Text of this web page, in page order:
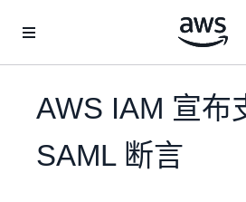
AWS IAM 宣布
SAML 断言